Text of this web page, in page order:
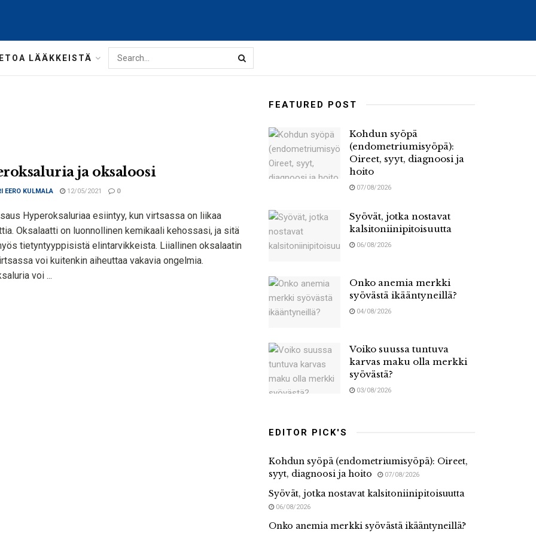
LÄÄKKEISTÄ
ja oksaloosi
EERO KULMALA 12/05/2021 0
Hyperoksaluriaa esiintyy, kun virtsassa on liikaa
Oksalaatti on luonnollinen kemikaali kehossasi, ja sitä
tietyntyyppisistä elintarvikkeista. Liiallinen oksalaatin
voi kuitenkin aiheuttaa vakavia ongelmia.
voi ...
FEATURED POST
Kohdun syöpä
(endometriumisyöpä):
Oireet, syyt, diagnoosi ja
hoito
07/08/2026
Syövät, jotka nostavat
kalsitoniinipitoisuutta
06/08/2026
Onko anemia merkki
syövästä ikääntyneillä?
04/08/2026
Voiko suussa tuntuva
karvas maku olla merkki
syövästä?
03/08/2026
EDITOR PICK'S
Kohdun syöpä (endometriumisyöpä): Oireet,
syyt, diagnoosi ja hoito
07/08/2026
Syövät, jotka nostavat kalsitoniinipitoisuutta
06/08/2026
Onko anemia merkki syövästä ikääntyneillä?